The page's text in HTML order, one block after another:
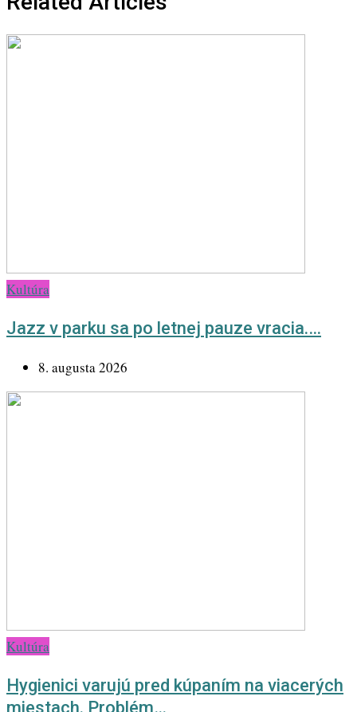
Kultúra
Jazz v parku sa po letnej pauze vracia.…
8. augusta 2026
Kultúra
Hygienici varujú pred kúpaním na viacerých
miestach. Problém…